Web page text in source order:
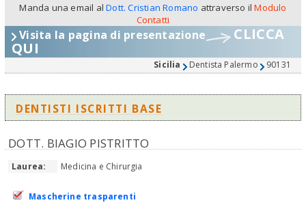
Manda una email alDott. Cristian Romano attraverso ilModulo
Contatti
Visita la pagina di presentazione CLICCA
QUI
Sicilia Dentista Palermo 90131
DENTISTI ISCRITTI BASE
DOTT. BIAGIO PISTRITTO
Laurea: Medicina e Chirurgia
Mascherine trasparenti